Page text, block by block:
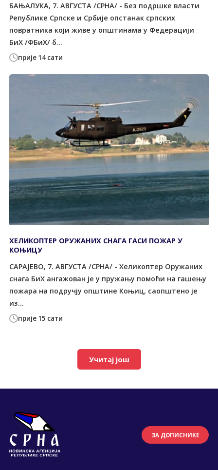
прије 14 сати
БАЊАЛУКА, 7. АВГУСТА /СРНА/ - Без подршке власти
Републике Српске и Србије опстанак српских
повратника који живе у општинама у Федерацији
БиХ /ФБиХ/ б...
прије 15 сати
ХЕЛИКОПТЕР ОРУЖАНИХ СНАГА ГАСИ ПОЖАР У
КОЊИЦУ
САРАЈЕВО, 7. АВГУСТА /СРНА/ - Хеликоптер Оружаних
снага БиХ ангажован је у пружању помоћи на гашењу
пожара на подручју општине Коњиц, саопштено је
из...
Учитај још
ЗА ДОПИСНИКЕ